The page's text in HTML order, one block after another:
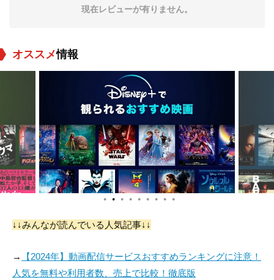
son
役：Pearl
Jim Greenleaf
役：Mike Miller
Tonja Walker
役：Karen
役：Justice of the P
eace
役：Roy Logan 役：Nurse Nancy
現在レビューが有りません。
オススメ情報
● ● ● ● ● ● ● ● ●
↓↓みんなが読んでいる人気記事↓↓
→
【2024年】動画配信サービスおすすめランキングに注意！
人気を無料や利用者数、売上で比較！徹底版